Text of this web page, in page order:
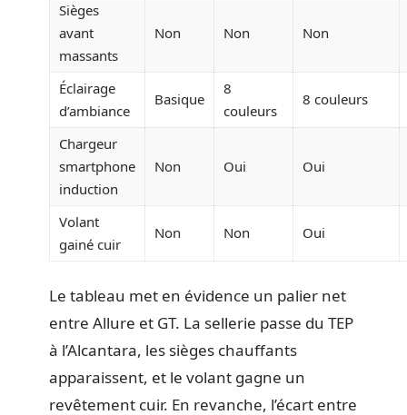
Sièges
avant
massants
Non Non Non
Éclairage
d’ambiance
Basique
8
couleurs
8 couleurs
Chargeur
smartphone
induction
Non Oui Oui
Volant
gainé cuir
Non Non Oui
Le tableau met en évidence un palier net
entre Allure et GT. La sellerie passe du TEP
à l’Alcantara, les sièges chauffants
apparaissent, et le volant gagne un
revêtement cuir. En revanche, l’écart entre